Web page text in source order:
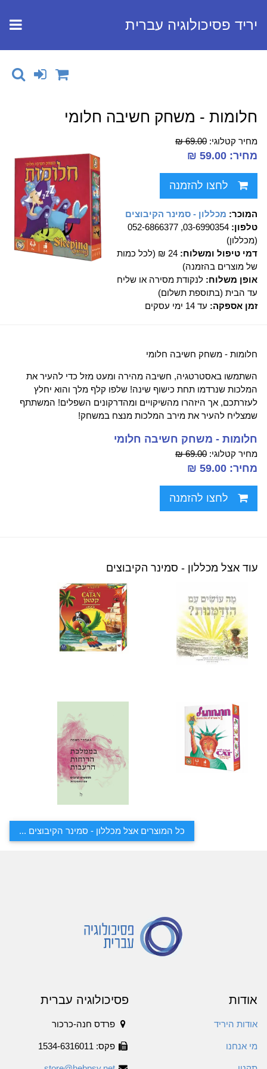
יריד פסיכולוגיה עברית
חלומות - משחק חשיבה חלומי
מחיר קטלוגי: 69.00 ₪
מחיר: 59.00 ₪
לחצו להזמנה
המוכר: מכללון - סמינר הקיבוצים
טלפון:
03-6990354, 052-6866377
(מכללון)
דמי טיפול ומשלוח:
24 ₪ (לכל כמות
של מוצרים בהזמנה)
אופן משלוח: לנקודת מסירה או שליח
עד הבית (בתוספת תשלום)
זמן אספקה: עד 14 ימי עסקים
חלומות - משחק חשיבה חלומי
השתמשו באסטרטגיה, חשיבה מהירה ומעט מזל כדי להעיר את
המלכות שנרדמו תחת כישוף שינה! שלפו קלף מלך והוא יחלץ
לעזרתכם, אך היזהרו מהשיקויים ומהדרקונים השפלים! המשתתף
שמצליח להעיר את מירב המלכות מנצח במשחק!
חלומות - משחק חשיבה חלומי
מחיר קטלוגי: 69.00 ₪
מחיר: 59.00 ₪
לחצו להזמנה
עוד אצל מכללון - סמינר הקיבוצים
כל המוצרים אצל מכללון - סמינר הקיבוצים ...
אודות
אודות היריד
מי אנחנו
פסיכולוגיה עברית
פרדס חנה-כרכור
פקס: 1534-6316011